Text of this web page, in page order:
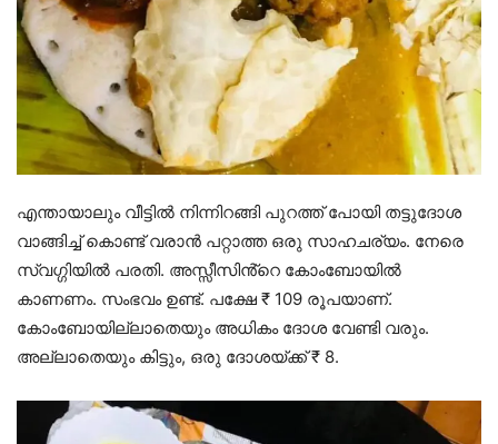
എന്തായാലും വീട്ടിൽ നിന്നിറങ്ങി പുറത്ത് പോയി തട്ടുദോശ
വാങ്ങിച്ച് കൊണ്ട് വരാൻ പറ്റാത്ത ഒരു സാഹചര്യം. നേരെ
സ്വഗ്ഗിയിൽ പരതി. അസ്സീസിൻ്റെ കോംബോയിൽ
കാണണം. സംഭവം ഉണ്ട്. പക്ഷേ ₹ 109 രൂപയാണ്.
കോംബോയില്ലാതെയും അധികം ദോശ വേണ്ടി വരും.
അല്ലാതെയും കിട്ടും, ഒരു ദോശയ്ക്ക് ₹ 8.